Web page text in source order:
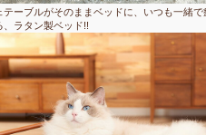
テーブルがそのままベッドに、いつも一緒で
、ラタン製ベッド!!